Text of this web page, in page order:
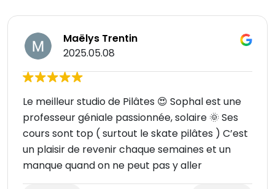
Maëlys Trentin
2025.05.08
Le meilleur studio de Pilâtes 😍 Sophal est une
professeur géniale passionnée, solaire 🌞 Ses
cours sont top ( surtout le skate pilâtes ) C’est
un plaisir de revenir chaque semaines et un
manque quand on ne peut pas y aller